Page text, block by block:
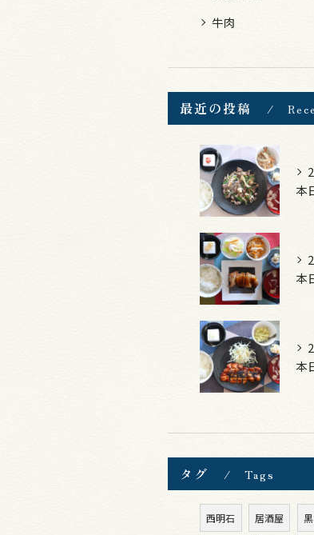
牛肉
最近の投稿
タグ Tags
西明石 居酒屋